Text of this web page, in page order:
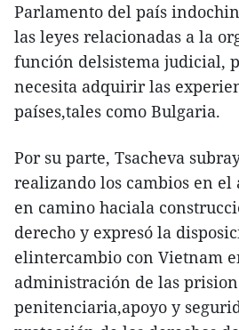
Parlamento del país
las leyes relacionadas a la
función delsistema judicial,
necesita adquirir las
países,tales como Bulgaria.
Por su parte, Tsacheva
realizando los cambios en el
en camino haciala
derecho y expresó la
elintercambio con Vietnam
administración de las
penitenciaria,apoyo y